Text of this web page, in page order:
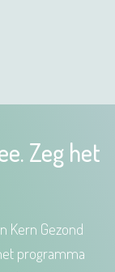
Zeg het
Kern Gezond
programma